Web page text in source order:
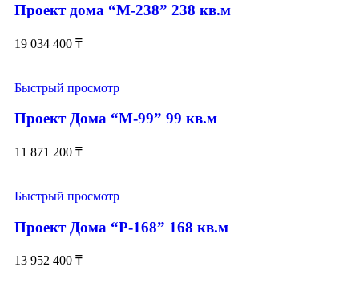
Проект дома “М-238” 238 кв.м
19 034 400 ₸
Быстрый просмотр
Проект Дома “М-99” 99 кв.м
11 871 200 ₸
Быстрый просмотр
Проект Дома “Р-168” 168 кв.м
13 952 400 ₸